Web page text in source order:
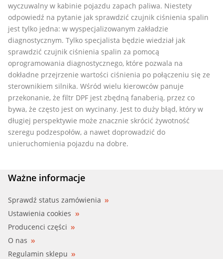
wyczuwalny w kabinie pojazdu zapach paliwa. Niestety
odpowiedź na pytanie jak sprawdzić czujnik ciśnienia spalin
jest tylko jedna: w wyspecjalizowanym zakładzie
diagnostycznym. Tylko specjalista będzie wiedział jak
sprawdzić czujnik ciśnienia spalin za pomocą
oprogramowania diagnostycznego, które pozwala na
dokładne przejrzenie wartości ciśnienia po połączeniu się ze
sterownikiem silnika. Wśród wielu kierowców panuje
przekonanie, że filtr DPF jest zbędną fanaberią, przez co
bywa, że często jest on wycinany. Jest to duży błąd, który w
długiej perspektywie może znacznie skrócić żywotność
szeregu podzespołów, a nawet doprowadzić do
unieruchomienia pojazdu na dobre.
Ważne informacje
Sprawdź status zamówienia
Ustawienia cookies
Producenci części
O nas
Regulamin sklepu